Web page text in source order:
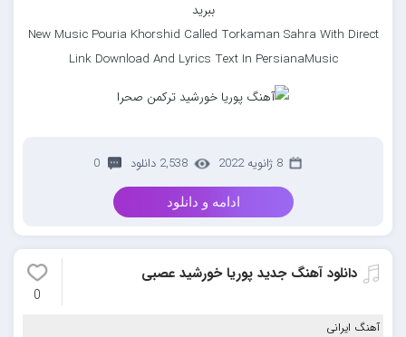
ببرید
New Music Pouria Khorshid Called Torkaman Sahra With Direct
Link Download And Lyrics Text In PersianaMusic
8 ژانویه 2022 2,538 دانلود 0
ادامه و دانلود
دانلود آهنگ جدید پوریا خورشید عصبی
0
آهنگ ایرانی